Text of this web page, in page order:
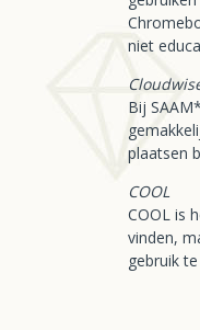
niet
Bij
plaatsen
COOL
COOL is
vinden,
gebruik